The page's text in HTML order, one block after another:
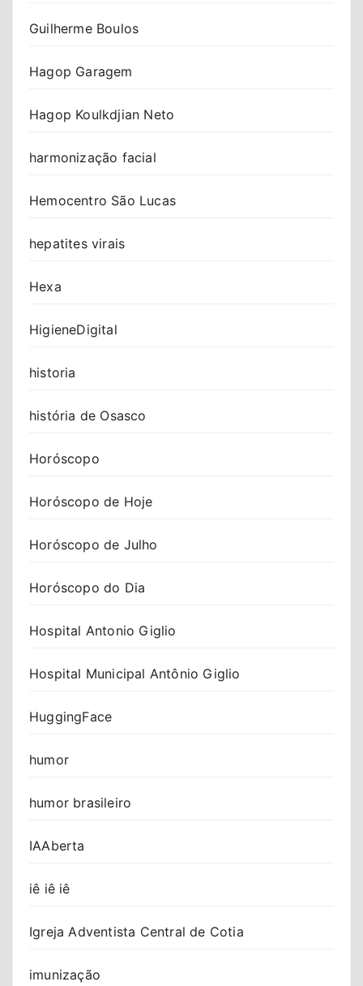
Guilherme Boulos
Hagop Garagem
Hagop Koulkdjian Neto
harmonização facial
Hemocentro São Lucas
hepatites virais
Hexa
HigieneDigital
historia
história de Osasco
Horóscopo
Horóscopo de Hoje
Horóscopo de Julho
Horóscopo do Dia
Hospital Antonio Giglio
Hospital Municipal Antônio Giglio
HuggingFace
humor
humor brasileiro
IAAberta
iê iê iê
Igreja Adventista Central de Cotia
imunização